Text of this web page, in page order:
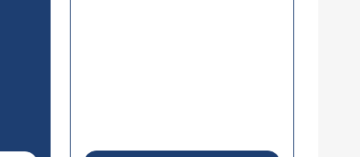
анти тпо 561, ттг 11.3000, т3
эхоструктура однородна,
так как сказали при таких
гормонов. Если ТТГ снова придет
(консультация по видео связи) со